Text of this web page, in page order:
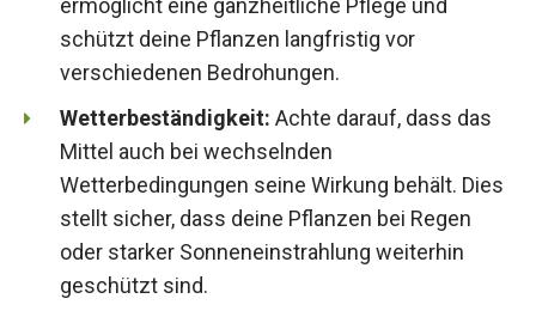
ermöglicht eine ganzheitliche Pflege und
schützt deine Pflanzen langfristig vor
verschiedenen Bedrohungen.
Wetterbeständigkeit: Achte darauf, dass das
Mittel auch bei wechselnden
Wetterbedingungen seine Wirkung behält. Dies
stellt sicher, dass deine Pflanzen bei Regen
oder starker Sonneneinstrahlung weiterhin
geschützt sind.